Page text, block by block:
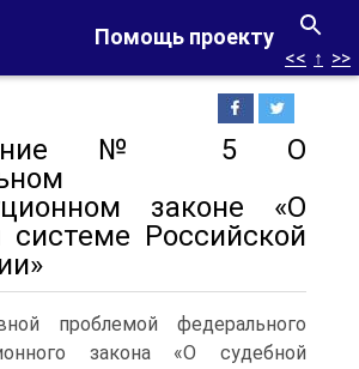
Помощь проекту
<< ↑ >>
№ 5 О
законе «О
системе Российской
проблемой федерального
закона «О су­дебной